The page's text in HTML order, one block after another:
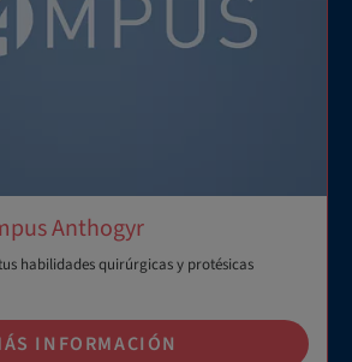
Anthogyr
habilidades quirúrgicas y protésicas
INFORMACIÓN